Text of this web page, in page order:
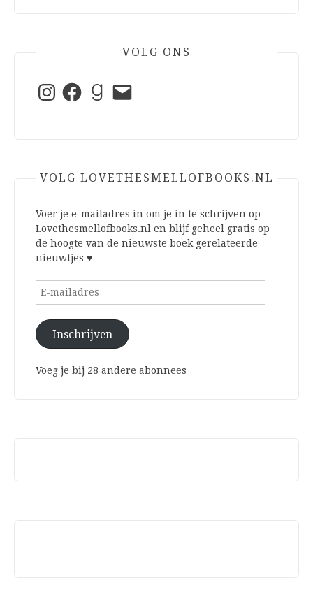
VOLG ONS
InstagramFacebookGoodreads
E-
mail
VOLG LOVETHESMELLOFBOOKS.NL
Voer je e-mailadres in om je in te schrijven op
Lovethesmellofbooks.nl en blijf geheel gratis op
de hoogte van de nieuwste boek gerelateerde
nieuwtjes ♥
E-
Inschrijven
Voeg je bij 28 andere abonnees